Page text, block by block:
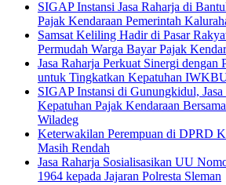
SIGAP Instansi Jasa Raharja di
Pajak Kendaraan Pemerintah
Samsat Keliling Hadir di Pasar
Permudah Warga Bayar Pajak
Jasa Raharja Perkuat Sinergi dengan
untuk Tingkatkan Kepatuhan
SIGAP Instansi di Gunungkidul, Jasa
Kepatuhan Pajak Kendaraan
Wiladeg
Keterwakilan Perempuan di DPRD
Masih Rendah
Jasa Raharja Sosialisasikan UU
1964 kepada Jajaran Polresta Sleman